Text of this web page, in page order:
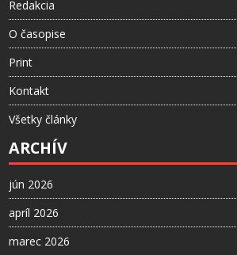
Redakcia
O časopise
Print
Kontakt
Všetky články
ARCHÍV
jún 2026
apríl 2026
marec 2026